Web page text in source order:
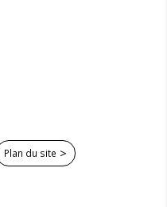
Plan du site